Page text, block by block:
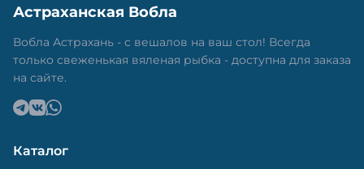
Астраханская Вобла
Вобла Астрахань - с вешалов на ваш стол! Всегда
только свеженькая вяленая рыбка - доступна для заказа
на сайте.
Каталог